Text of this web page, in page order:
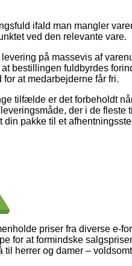
ifald man mangler
ved den relevante vare.
på massevis af
bestillingen fuldbyrdes
at medarbejderne får fri.
tilfælde er det forbeholdt
der i de fleste
pakke til et
priser fra diverse e-
for at formindske
herrer og damer –